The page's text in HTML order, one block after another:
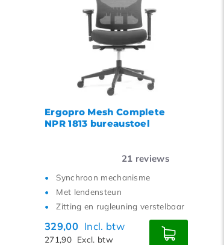
Ergopro Mesh Complete
NPR 1813 bureaustoel
21 reviews
Synchroon mechanisme
Met lendensteun
Zitting en rugleuning verstelbaar
329,00 Incl. btw
271,90 Excl. btw